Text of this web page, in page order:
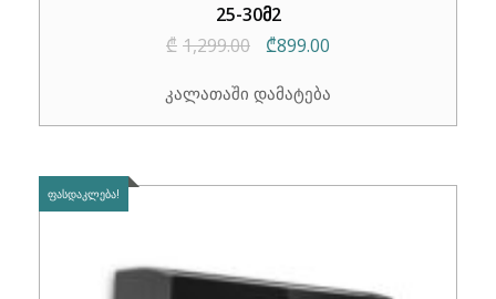
25-30მ2
₾ 1,299.00
Original
was:
₾899.00
is:
კალათაში დამატება
ᲤᲐᲡᲓᲐᲙᲚᲔᲑᲐ!